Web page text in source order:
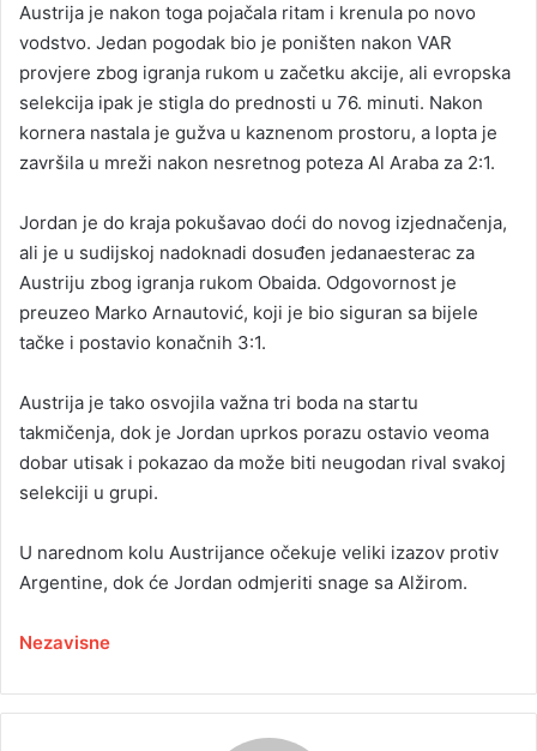
Austrija je nakon toga pojačala ritam i krenula po novo
vodstvo. Jedan pogodak bio je poništen nakon VAR
provjere zbog igranja rukom u začetku akcije, ali evropska
selekcija ipak je stigla do prednosti u 76. minuti. Nakon
kornera nastala je gužva u kaznenom prostoru, a lopta je
završila u mreži nakon nesretnog poteza Al Araba za 2:1.
Jordan je do kraja pokušavao doći do novog izjednačenja,
ali je u sudijskoj nadoknadi dosuđen jedanaesterac za
Austriju zbog igranja rukom Obaida. Odgovornost je
preuzeo Marko Arnautović, koji je bio siguran sa bijele
tačke i postavio konačnih 3:1.
Austrija je tako osvojila važna tri boda na startu
takmičenja, dok je Jordan uprkos porazu ostavio veoma
dobar utisak i pokazao da može biti neugodan rival svakoj
selekciji u grupi.
U narednom kolu Austrijance očekuje veliki izazov protiv
Argentine, dok će Jordan odmjeriti snage sa Alžirom.
Nezavisne